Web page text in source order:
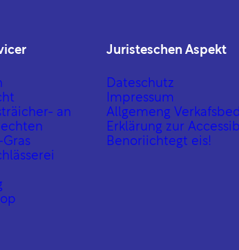
an
Juristeschen Aspekt
Dateschutz
Impressum
Allgemeng
Erklärung zur
Benoriichtegt eis!